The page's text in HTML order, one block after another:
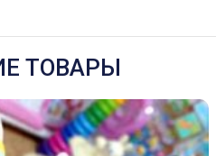
ТОВАРЫ